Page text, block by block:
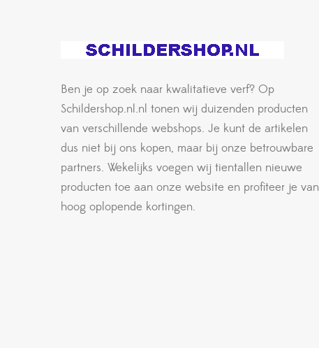
Ben je op zoek naar kwalitatieve verf? Op
Schildershop.nl.nl tonen wij duizenden producten
van verschillende webshops. Je kunt de artikelen
dus niet bij ons kopen, maar bij onze betrouwbare
partners. Wekelijks voegen wij tientallen nieuwe
producten toe aan onze website en profiteer je van
hoog oplopende kortingen.